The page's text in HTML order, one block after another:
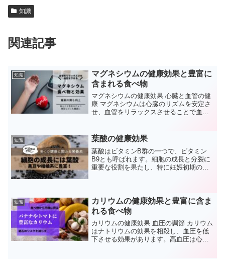
知識
関連記事
知識
マグネシウムの健康効果と豊富に
含まれる食べ物
マグネシウムの健康効果 心臓と血管の健
康 マグネシウムは心臓のリズムを安定さ
せ、血管をリラックスさせることで血圧
骨の健康 マグネシウムはカルシウムと共
に骨組織の形成に...
知識 葉酸の健康効果
葉酸はビタミンB群の一つで、ビタミン
B9とも呼ばれます。細胞の成長と分裂に
重要な役割を果たし、特に妊娠初期の胎
注意点について詳しく解...
知識
カリウムの健康効果と豊富に含ま
れる食べ物
カリウムの健康効果 血圧の調節 カリウム
はナトリウムの効果を相殺し、血圧を低
下させる効果があります。高血圧は心臓